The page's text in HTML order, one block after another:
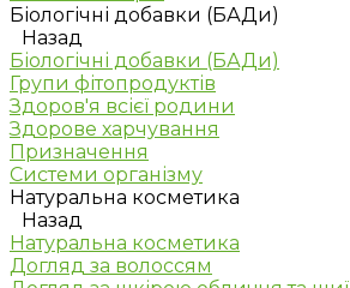
Біологічні добавки (БАДи)
Назад
Біологічні добавки (БАДи)
Групи фітопродуктів
Здоров'я всієї родини
Здорове харчування
Призначення
Системи організму
Натуральна косметика
Назад
Натуральна косметика
Догляд за волоссям